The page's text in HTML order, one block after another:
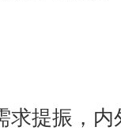
提振，内